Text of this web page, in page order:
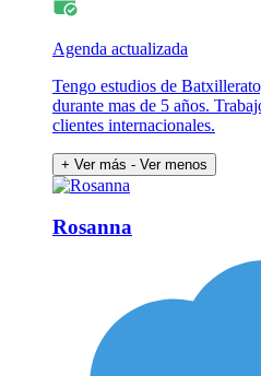
Agenda actualizada
Tengo estudios de
durante mas de 5 años.
clientes internacionales.
+ Ver más - Ver menos
Rosanna